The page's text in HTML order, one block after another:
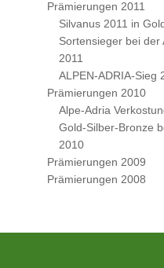
Prämierungen 2011
Silvanus 2011 in
Sortensieger bei der
2011
ALPEN-ADRIA-Sieg
Prämierungen 2010
Alpe-Adria
Gold-Silber-Bronze
2010
Prämierungen 2009
Prämierungen 2008